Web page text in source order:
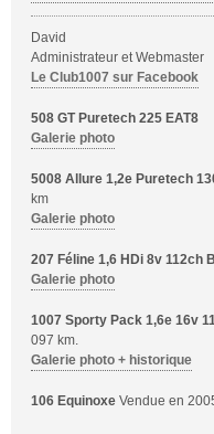
David
Administrateur et Webmaster
Le Club1007 sur Facebook
508 GT Puretech 225 EAT8
Galerie photo
5008 Allure 1,2e Puretech
km
Galerie photo
207 Féline 1,6 HDi 8v 112ch
Galerie photo
1007 Sporty Pack 1,6e 16v
097 km.
Galerie photo + historique
106 Equinoxe Vendue en